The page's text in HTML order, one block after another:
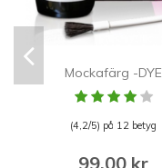
Mockafärg -DYE
(4,2/5) på 12 betyg
99,00 kr